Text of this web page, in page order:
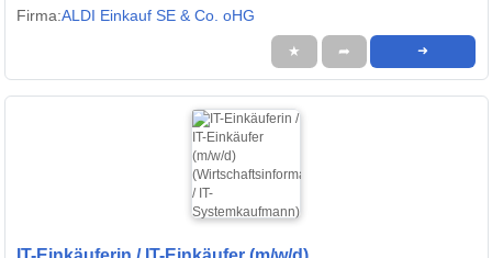
Firma:ALDI Einkauf SE & Co. oHG
★ ➦ ➜